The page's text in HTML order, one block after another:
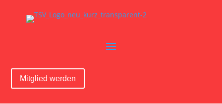
Mitglied werden